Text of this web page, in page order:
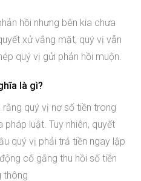
hồi nhưng bên kia chưa
xử vắng mặt, quý vị vẫn
quý vị gửi phản hồi muộn.
là gì?
quý vị nợ số tiền trong
luật. Tuy nhiên, quyết
quý vị phải trả tiền ngay lập
cố gắng thu hồi số tiền
thông